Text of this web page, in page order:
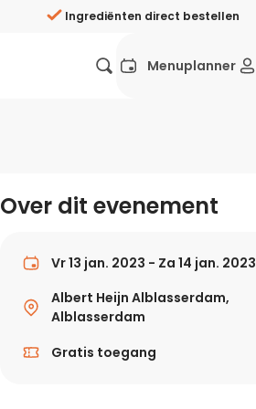
Ingrediënten direct bestellen
Wat eten we vandaag?
Gezonde recepten
Recepten avondeten
Makkelijke recepten
Menuplanner
Over dit evenement
Vr 13 jan. 2023 - Za 14 jan. 2023
Albert Heijn Alblasserdam,
Alblasserdam
Gratis toegang